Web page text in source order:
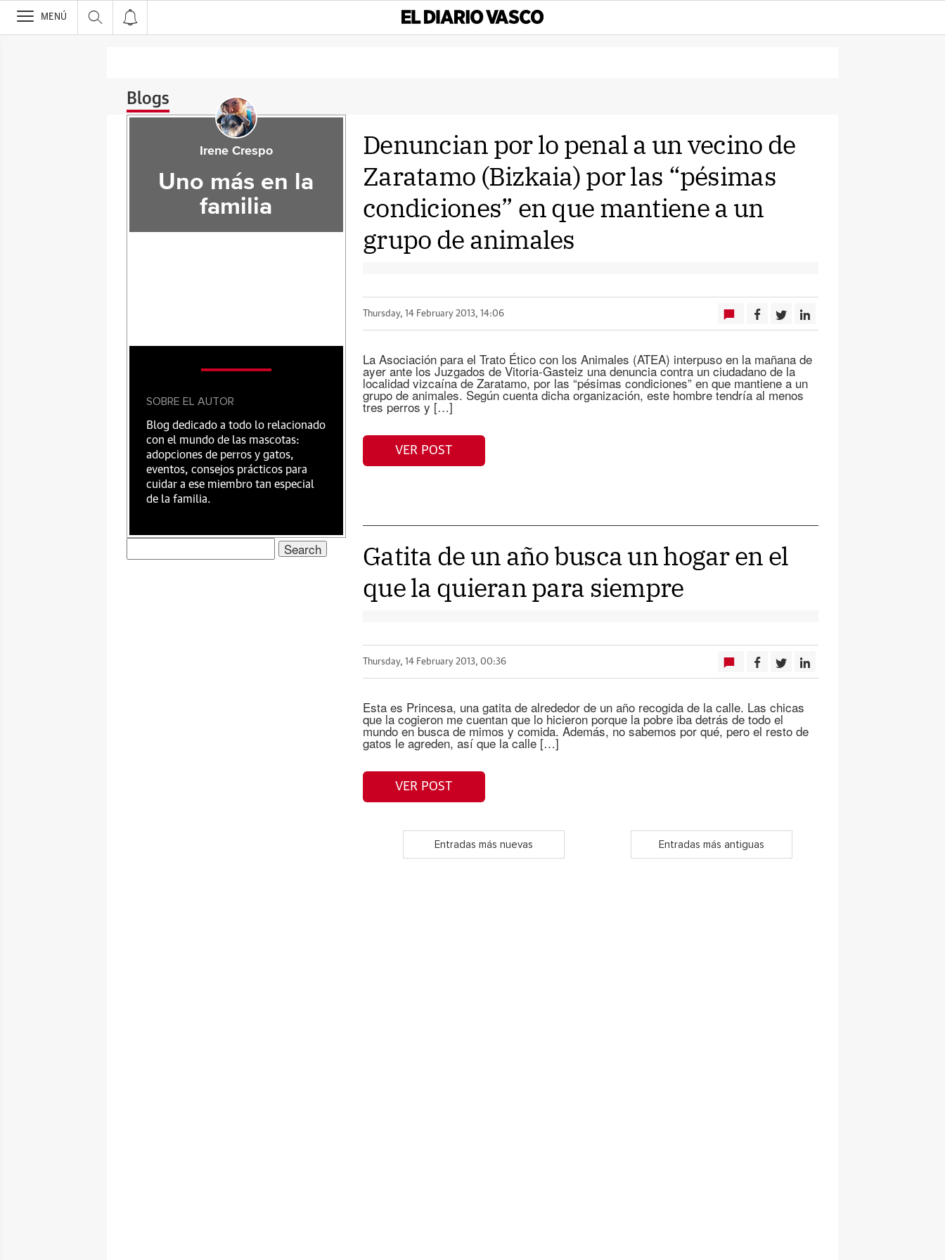
>
MENÚ
Blogs
Denuncian por lo penal a un vecino de
Zaratamo (Bizkaia) por las “pésimas
condiciones” en que mantiene a un
grupo de animales
Thursday, 14 February 2013, 14:06
La Asociación para el Trato Ético con los Animales (ATEA) interpuso en la mañana de
ayer ante los Juzgados de Vitoria-Gasteiz una denuncia contra un ciudadano de la
localidad vizcaína de Zaratamo, por las “pésimas condiciones” en que mantiene a un
grupo de animales. Según cuenta dicha organización, este hombre tendría al menos
tres perros y […]
VER POST
Gatita de un año busca un hogar en el
que la quieran para siempre
Thursday, 14 February 2013, 00:36
Esta es Princesa, una gatita de alrededor de un año recogida de la calle. Las chicas
que la cogieron me cuentan que lo hicieron porque la pobre iba detrás de todo el
mundo en busca de mimos y comida. Además, no sabemos por qué, pero el resto de
gatos le agreden, así que la calle […]
VER POST
Entradas más nuevas Entradas más antiguas
Irene Crespo
Uno más en la
familia
SOBRE EL AUTOR
Blog dedicado a todo lo relacionado
con el mundo de las mascotas:
adopciones de perros y gatos,
eventos, consejos prácticos para
cuidar a ese miembro tan especial
de la familia.
Search
for: